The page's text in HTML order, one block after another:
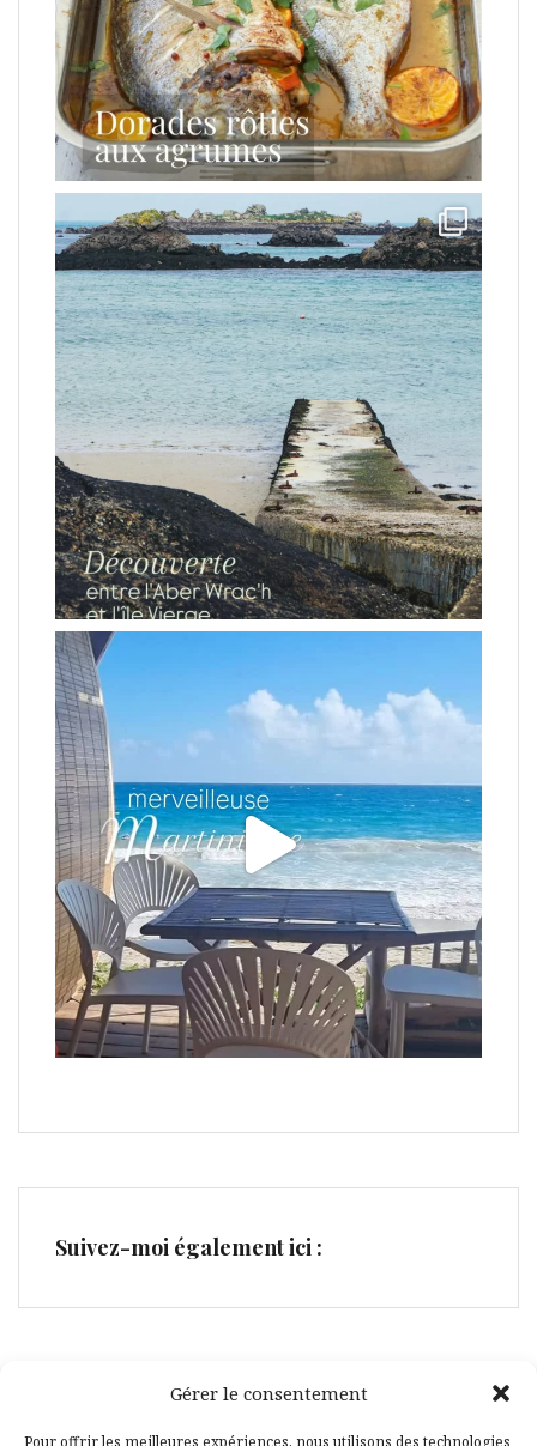
Gérer le consentement
Pour offrir les meilleures expériences, nous utilisons des technologies
Suivez-moi également ici :
Facebook
Pinterest